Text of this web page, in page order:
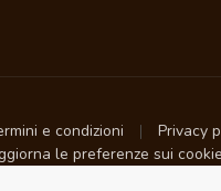
e condizioni Privacy
le preferenze sui cookie